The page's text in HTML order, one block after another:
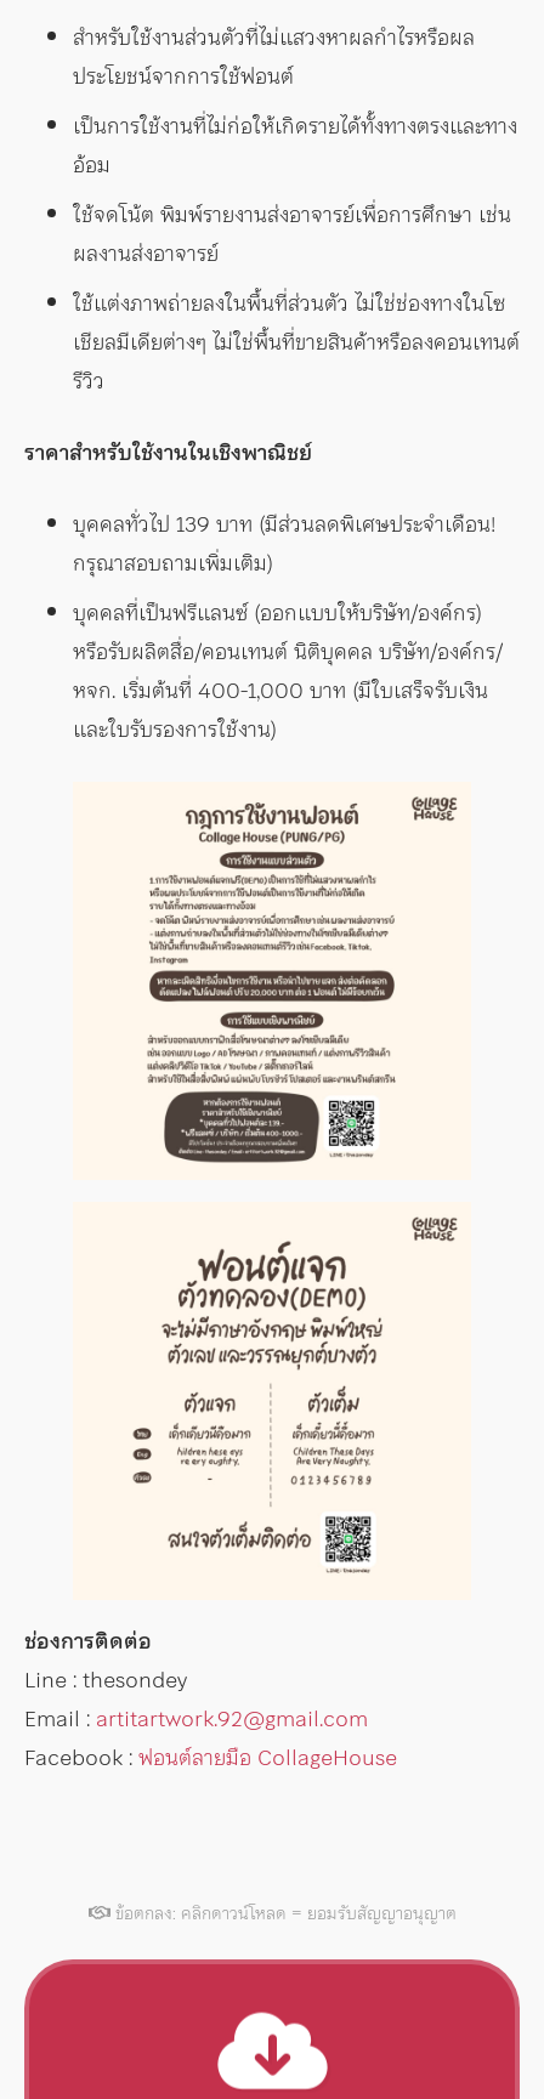
สำหรับใช้งานส่วนตัวที่ไม่แสวงหาผลกำไรหรือผล
ประโยชน์จากการใช้ฟอนต์
เป็นการใช้งานที่ไม่ก่อให้เกิดรายได้ทั้งทางตรงและทาง
อ้อม
ใช้จดโน้ต พิมพ์รายงานส่งอาจารย์เพื่อการศึกษา เช่น
ผลงานส่งอาจารย์
ใช้แต่งภาพถ่ายลงในพื้นที่ส่วนตัว ไม่ใช่ช่องทางในโซ
เชียลมีเดียต่างๆ ไม่ใช่พื้นที่ขายสินค้าหรือลงคอนเทนต์
รีวิว
ราคาสำหรับใช้งานในเชิงพาณิชย์
บุคคลทั่วไป 139 บาท (มีส่วนลดพิเศษประจำเดือน!
กรุณาสอบถามเพิ่มเติม)
บุคคลที่เป็นฟรีแลนซ์ (ออกแบบให้บริษัท/องค์กร)
หรือรับผลิตสื่อ/คอนเทนต์ นิติบุคคล บริษัท/องค์กร/
หจก. เริ่มต้นที่ 400-1,000 บาท (มีใบเสร็จรับเงิน
และใบรับรองการใช้งาน)
ช่องการติดต่อ
Line : thesondey
Email : artitartwork.92@gmail.com
Facebook :ฟอนต์ลายมือ CollageHouse
ข้อตกลง: คลิกดาวน์โหลด = ยอมรับสัญญาอนุญาต